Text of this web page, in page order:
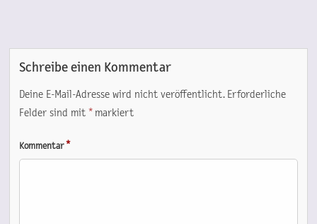
Schreibe einen Kommentar
Deine E-Mail-Adresse wird nicht veröffentlicht. Erforderliche
Felder sind mit*markiert
Kommentar*